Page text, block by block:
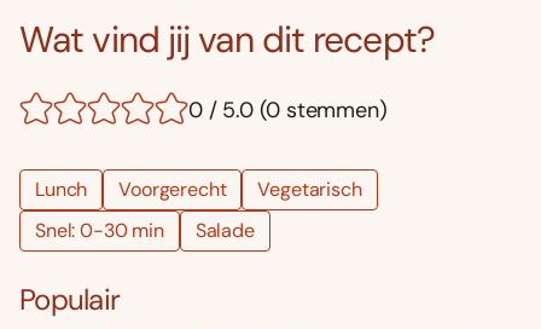
Wat vind jij van dit recept?
0 / 5.0 (0 stemmen)
Lunch Voorgerecht
Vegetarisch
Snel: 0-30 min
Salade
Populair